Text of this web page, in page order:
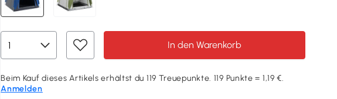
In den Warenkorb
Beim Kauf dieses Artikels erhältst du 119 Treuepunkte. 119 Punkte = 1,19 €.
Anmelden